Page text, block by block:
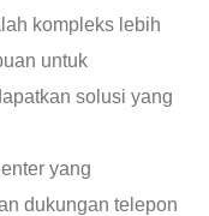
kompleks lebih
untuk
solusi yang
yang
dukungan telepon